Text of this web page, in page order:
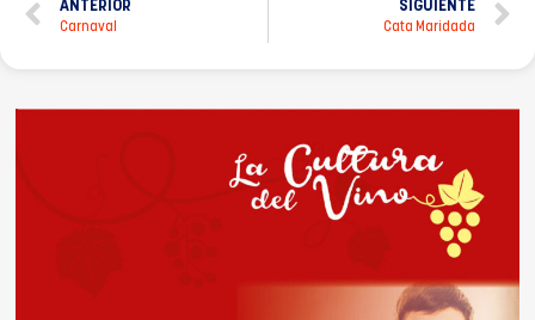
ANTERIOR
Carnaval
SIGUIENTE
Cata Maridada